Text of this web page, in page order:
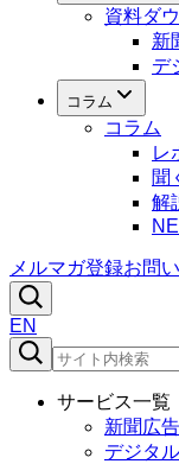
資料ダ
新
デ
コラム
コラム
レ
聞
解
メルマガ登録お問
EN
サービス一覧
新聞広告
デジタ